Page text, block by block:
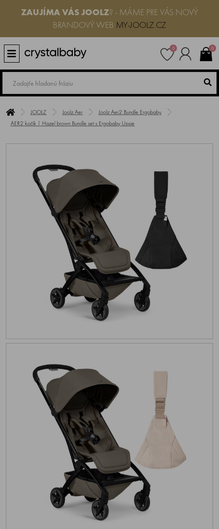
ZAUJÍMA VÁSJOOLZ? - MÁME PRE VÁS NOVÝ
BRANDOVÝ WEB MY-JOOLZ.CZ
0 0
JOOLZ Joolz Aer
Joolz Aer2 Bundle Ergobaby
AER2 kočík | Hazel brown Bundle set s Ergobaby Upsie